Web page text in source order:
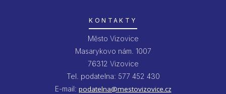
KONTAKTY
Město Vizovice
Masarykovo nám. 1007
76312 Vizovice
Tel. podatelna: 577 452 430
E-mail: podatelna@mestovizovice.cz